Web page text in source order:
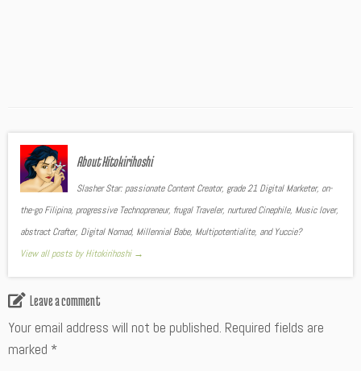
About Hitokirihoshi
Slasher Star: passionate Content Creator, grade 21 Digital Marketer, on-
the-go Filipina, progressive Technopreneur, frugal Traveler, nurtured Cinephile, Music lover,
abstract Crafter, Digital Nomad, Millennial Babe, Multipotentialite, and Yuccie?
View all posts by Hitokirihoshi →
Leave a comment
Your email address will not be published. Required fields are
marked *